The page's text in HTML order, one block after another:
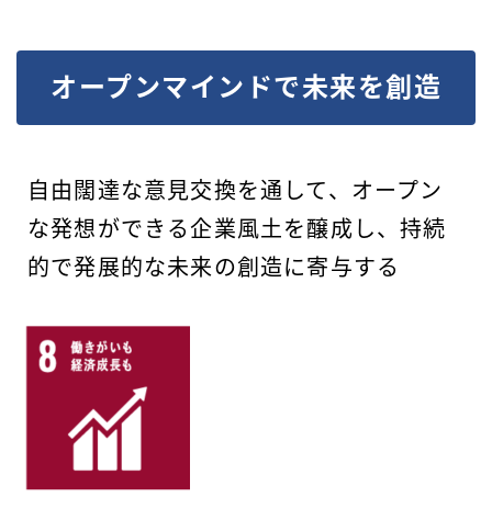
オープンマインドで未来を創造
自由闊達な意見交換を通して、オープン
な発想ができる企業風土を醸成し、持続
的で発展的な未来の創造に寄与する